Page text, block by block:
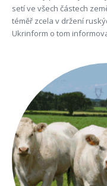
setí ve všech částech
téměř zcela v držení
Ukrinform o tom